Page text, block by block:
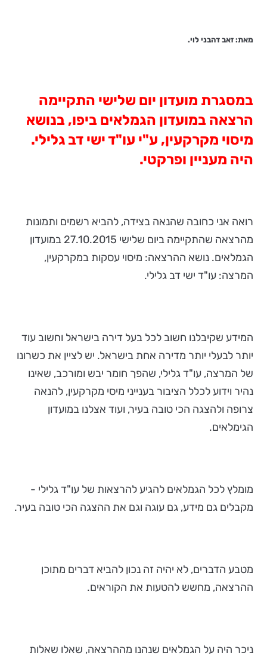
מאת: זאב דהבני לוי.
במסגרת מועדון יום שלישי התקיימה
הרצאה במועדון הגמלאים ביפו, בנושא
מיסוי מקרקעין, ע"י עו"ד ישי דב גלילי.
היה מעניין ופרקטי.
רואה אני כחובה שהנאה בצידה, להביא רשמים ותמונות
מהרצאה שהתקיימה ביום שלישי 27.10.2015 במועדון
הגמלאים. נושא ההרצאה: מיסוי עסקות במקרקעין,
המרצה: עו"ד ישי דב גלילי.
המידע שקיבלנו חשוב לכל בעל דירה בישראל וחשוב עוד
יותר לבעלי יותר מדירה אחת בישראל. יש לציין את כשרונו
של המרצה, עו"ד גלילי, שהפך חומר יבש ומורכב, שאינו
נהיר וידוע לכלל הציבור בענייני מיסי מקרקעין, להנאה
צרופה ולהצגה הכי טובה בעיר, ועוד אצלנו במועדון
הגימלאים.
מומלץ לכל הגמלאים להגיע להרצאות של עו"ד גלילי -
מקבלים גם מידע, גם עוגה וגם את ההצגה הכי טובה בעיר.
מטבע הדברים, לא יהיה זה נכון להביא דברים מתוכן
ההרצאה, מחשש להטעות את הקוראים.
ניכר היה על הגמלאים שנהנו מההרצאה, שאלו שאלות